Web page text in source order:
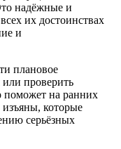
надёжные и
их достоинствах
и
плановое
или проверить
поможет на ранних
которые
серьёзных